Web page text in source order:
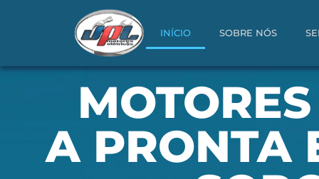
INÍCIO SOBRE NÓS
INÍCIO SOBRE
A PRONTA